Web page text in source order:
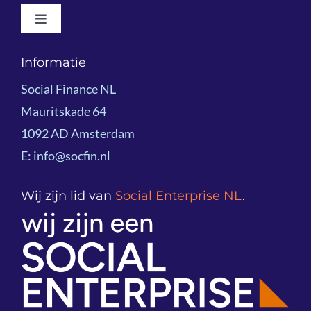
Resultaatgericht Financieren
Kennisdeling
Onze klanten
Podcast
Toggle
Wie We Zijn
Bestuur
Partners
Global Network
Informatie
Social Finance NL
Mauritskade 64
1092 AD Amsterdam
E: info@socfin.nl
Wij zijn lid van Social Enterprise NL.